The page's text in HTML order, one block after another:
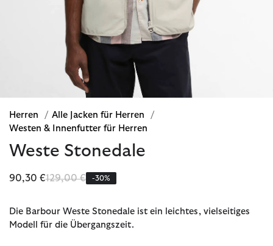
Herren / Alle Jacken für Herren
/
Westen & Innenfutter für Herren
Weste Stonedale
90,30 €Reduziert von
129,00 €bis-30%
Die Barbour Weste Stonedale ist ein leichtes, vielseitiges
Modell für die Übergangszeit.